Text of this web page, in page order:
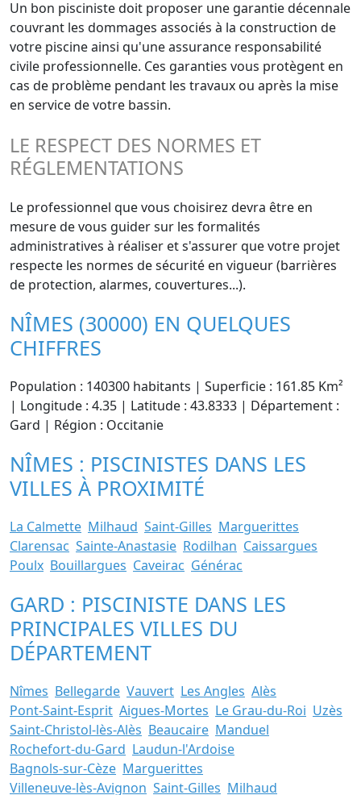
Un bon pisciniste doit proposer une garantie décennale
couvrant les dommages associés à la construction de
votre piscine ainsi qu'une assurance responsabilité
civile professionnelle. Ces garanties vous protègent en
cas de problème pendant les travaux ou après la mise
en service de votre bassin.
LE RESPECT DES NORMES ET
RÉGLEMENTATIONS
Le professionnel que vous choisirez devra être en
mesure de vous guider sur les formalités
administratives à réaliser et s'assurer que votre projet
respecte les normes de sécurité en vigueur (barrières
de protection, alarmes, couvertures...).
NÎMES (30000) EN QUELQUES
CHIFFRES
Population : 140300 habitants | Superficie : 161.85 Km²
| Longitude : 4.35 | Latitude : 43.8333 | Département :
Gard | Région : Occitanie
NÎMES : PISCINISTES DANS LES
VILLES À PROXIMITÉ
La Calmette Milhaud Saint-Gilles Marguerittes
Clarensac Sainte-Anastasie Rodilhan Caissargues
Poulx Bouillargues Caveirac Générac
GARD : PISCINISTE DANS LES
PRINCIPALES VILLES DU
DÉPARTEMENT
Nîmes Bellegarde Vauvert Les Angles Alès
Pont-Saint-Esprit Aigues-Mortes Le Grau-du-Roi Uzès
Saint-Christol-lès-Alès Beaucaire Manduel
Rochefort-du-Gard Laudun-l'Ardoise
Bagnols-sur-Cèze Marguerittes
Villeneuve-lès-Avignon Saint-Gilles Milhaud